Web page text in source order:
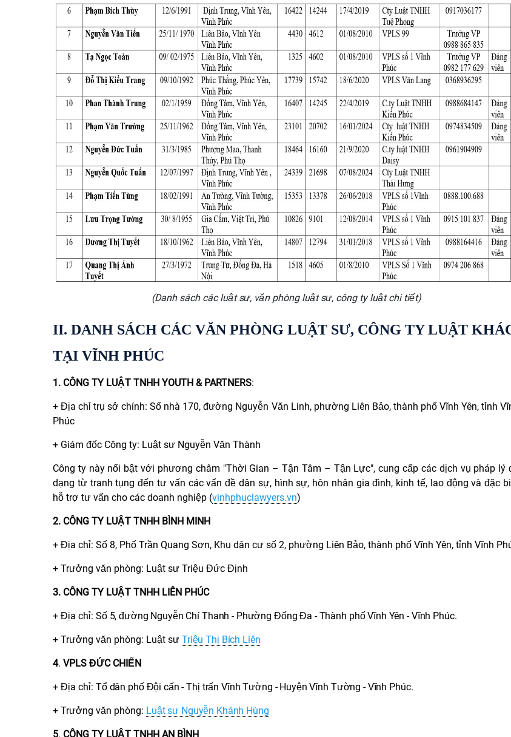
(Danh sách các luật sư, văn phòng luật sư, công ty luật chi tiết)
II. DANH SÁCH CÁC VĂN PHÒNG LUẬT SƯ, CÔNG TY LUẬT
TẠI VĨNH PHÚC
1. CÔNG TY LUẬT TNHH YOUTH & PARTNERS:
+ Địa chỉ trụ sở chính: Số nhà 170, đường Nguyễn Văn Linh, phường Liên Bảo, thành phố Vĩnh Yên, tỉnh
Phúc
+ Giám đốc Công ty: Luật sư Nguyễn Văn Thành
Công ty này nổi bật với phương châm "Thời Gian – Tận Tâm – Tận Lực", cung cấp các dịch vụ pháp lý
dạng từ tranh tụng đến tư vấn các vấn đề dân sự, hình sự, hôn nhân gia đình, kinh tế, lao động​ và đặc
hỗ trợ tư vấn cho các doanh nghiệp (vinhphuclawyers.vn)
2. CÔNG TY LUẬT TNHH BÌNH MINH
+ Địa chỉ: Số 8, Phố Trần Quang Sơn, Khu dân cư số 2, phường Liên Bảo, thành phố Vĩnh Yên, tỉnh Vĩnh
+ Trưởng văn phòng: Luật sư Triệu Đức Định
3. CÔNG TY LUẬT TNHH LIÊN PHÚC
+ Địa chỉ: Số 5, đường Nguyễn Chí Thanh - Phường Đống Đa - Thành phố Vĩnh Yên - Vĩnh Phúc.
+ Trưởng văn phòng: Luật sư Triệu Thị Bích Liên
4. VPLS ĐỨC CHIẾN
+ Địa chỉ: Tổ dân phố Đội cấn - Thị trấn Vĩnh Tường - Huyện Vĩnh Tường - Vĩnh Phúc.
+ Trưởng văn phòng: Luật sư Nguyễn Khánh Hùng
5. CÔNG TY LUẬT TNHH AN BÌNH